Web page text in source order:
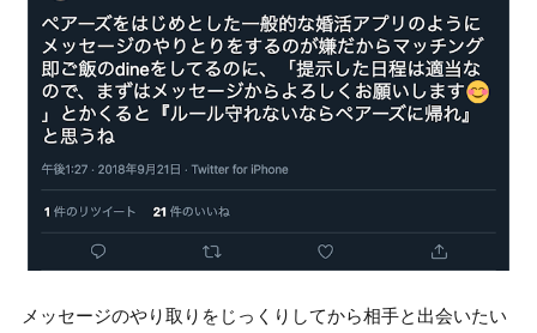
メッセージのやり取りをじっくりしてから相手と出会いたい